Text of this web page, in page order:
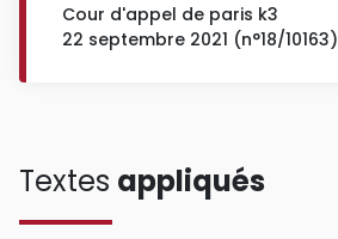
Cour d'appel de paris k3
22 septembre 2021 (n°18/10163)
Textes appliqués